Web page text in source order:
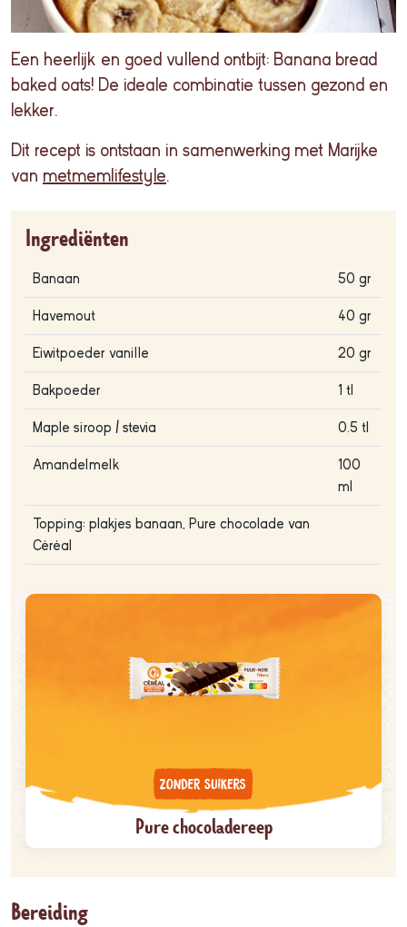
Een heerlijk en goed vullend ontbijt: Banana bread
baked oats! De ideale combinatie tussen gezond en
lekker.
Dit recept is ontstaan in samenwerking met Marijke
van metmemlifestyle.
Ingrediënten
Banaan 50 gr
Havemout 40 gr
Eiwitpoeder vanille 20 gr
Bakpoeder 1 tl
Maple siroop / stevia 0.5 tl
Amandelmelk
100
ml
Topping: plakjes banaan, Pure chocolade van
Céréal
Pure chocoladereep
Bereiding